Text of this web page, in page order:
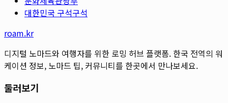
대한민국 구석구석
roam.kr
디지털 노마드와 여행자를 위한 로밍 허브 플랫폼. 한국 전역의 워
케이션 정보, 노마드 팁, 커뮤니티를 한곳에서 만나보세요.
둘러보기